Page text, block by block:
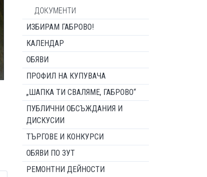
ДОКУМЕНТИ
ИЗБИРАМ ГАБРОВО!
КАЛЕНДАР
ОБЯВИ
ПРОФИЛ НА КУПУВАЧА
„ШАПКА ТИ СВАЛЯМЕ, ГАБРОВО“
ПУБЛИЧНИ ОБСЪЖДАНИЯ И
ДИСКУСИИ
ТЪРГОВЕ И КОНКУРСИ
ОБЯВИ ПО ЗУТ
РЕМОНТНИ ДЕЙНОСТИ